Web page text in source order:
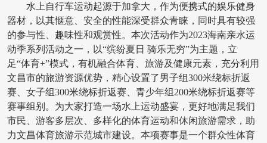
水上自行车运动起源于加拿大，作为便携式的娱乐健身
器材，以其惬意、安全的性能深受群众青睐，同时具有较强
的参与性、趣味性和观赏性。本次活动作为2023海南亲水运
动季系列活动之一，以“缤纷夏日 骑乐无穷”为主题，立
足“体育+”模式，有机融合体育、旅游及健康元素，充分利用
文昌市的旅游资源优势，精心设置了男子组300米绕标折返
赛、女子组300米绕标折返赛、青少年组200米绕标折返赛等
赛事组别。为大家打造一场水上运动盛宴，更好地满足我们
市民、游客多层次、多样化的体育运动和休闲旅游需求，助
力文昌体育旅游示范城市建设。本项赛事是一个群众性体育